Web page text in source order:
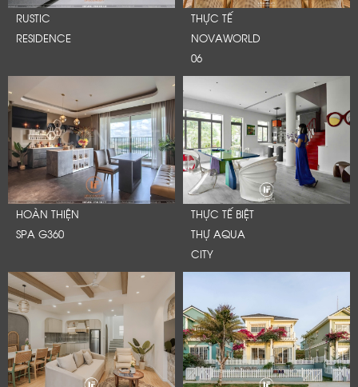
RUSTIC
RESIDENCE
THỰC TẾ
NOVAWORLD
06
HOÀN THIỆN
SPA G360
THỰC TẾ BIỆT
THỰ AQUA
CITY